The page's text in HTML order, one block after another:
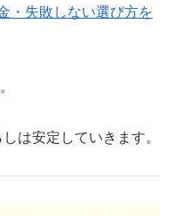
・失敗しない選び方を
は安定していきます。